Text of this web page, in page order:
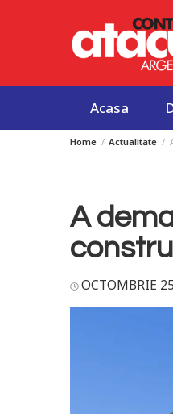
Acasa
Home Actualitate
A
OCTOMBRIE